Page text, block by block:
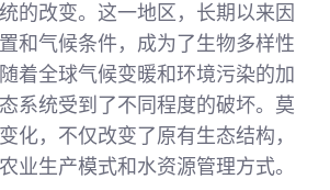
的改变。这一地区，长期以来因
和气候条件，成为了生物多样性
着全球气候变暖和环境污染的加
系统受到了不同程度的破坏。莫
化，不仅改变了原有生态结构，
业生产模式和水资源管理方式。